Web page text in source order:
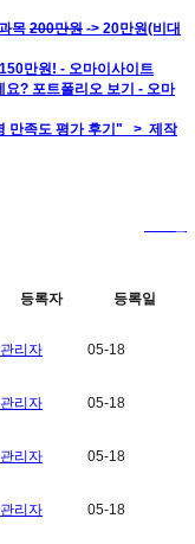
목 200만원 -> 20만원(비대
만원! - 오마이사이트
? 포트폴리오 보기 - 오마
만족도 평가 후기" > 제작
등록자 등록일
관리자 05-18
관리자 05-18
관리자 05-18
관리자 05-18